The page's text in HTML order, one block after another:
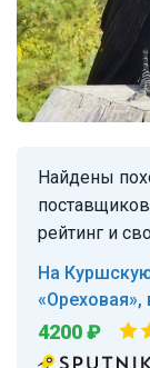
Найдены
рейтинг и
На
4200 ₽